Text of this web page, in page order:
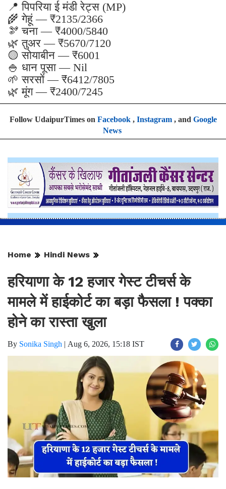
📍 पिपरिया ई मंडी रेट्स (MP)
🌾 गेहूं — ₹2135/2366
🫘 चना — ₹4000/5840
🌿 तुअर — ₹5670/7120
🟡 सोयाबीन — ₹6001
🍚 धान पूसा — Nil
🌱 सरसों — ₹6412/7805
🌿 मूंग — ₹2400/7245
Follow UdaipurTimes on Facebook, Instagram, and Google
News
Home Hindi News
हरियाणा के 12 हजार गेस्ट टीचर्स के
मामले में हाईकोर्ट का बड़ा फैसला ! पक्का
होने का रास्ता खुला
By Sonika Singh | Aug 6, 2026, 15:18 IST